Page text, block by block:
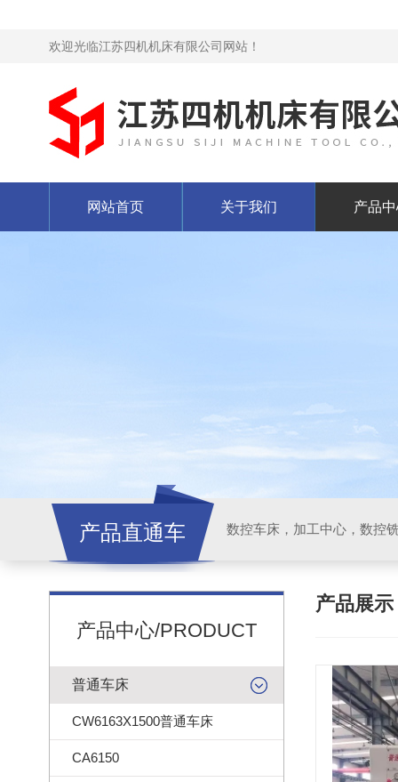
欢迎光临江苏四机机床有限公司网站！
网站首页 关于我们 产品
产品直通车
产品中心/PRODUCT
普通车床
CW6163X1500普通车床
CA6150
产品展示